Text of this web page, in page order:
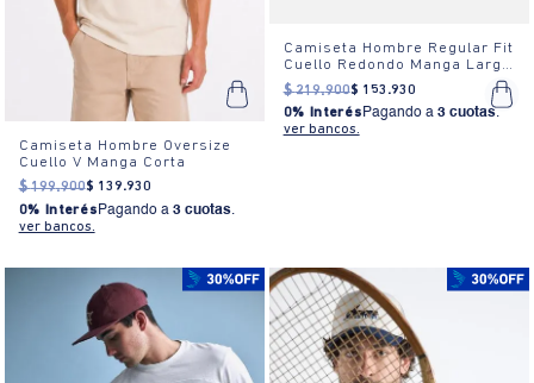
Camiseta Hombre Oversize
Cuello V Manga Corta
$ 199.900$ 139.930
0% Interés Pagando a 3 cuotas.
ver bancos.
Camiseta Hombre Regular Fit
Cuello Redondo Manga Larga
Estampada Blanca
$ 219.900$ 153 .930
0% InterésPagando a 3 cuotas.
ver bancos.